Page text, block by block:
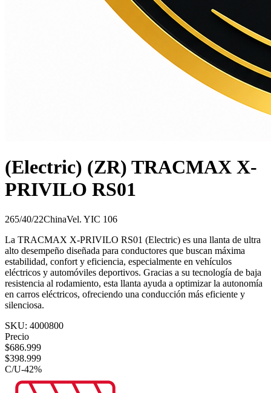
(Electric) (ZR) TRACMAX X-
PRIVILO RS01
265/40/22ChinaVel. YIC 106
La TRACMAX X-PRIVILO RS01 (Electric) es una llanta de ultra
alto desempeño diseñada para conductores que buscan máxima
estabilidad, confort y eficiencia, especialmente en vehículos
eléctricos y automóviles deportivos. Gracias a su tecnología de baja
resistencia al rodamiento, esta llanta ayuda a optimizar la autonomía
en carros eléctricos, ofreciendo una conducción más eficiente y
silenciosa.
SKU: 4000800
Precio
$686.999
$398.999
C/U-42%